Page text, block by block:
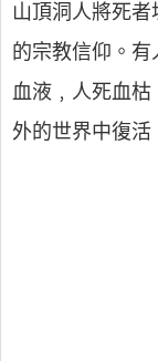
山頂洞人將死
的宗教信仰。
血液﹐人死血
外的世界中復活